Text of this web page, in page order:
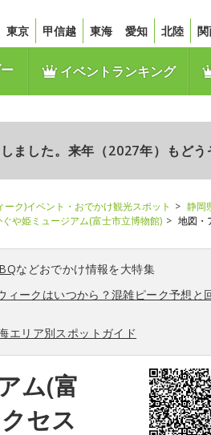
東京 甲信越 東海 愛知 北陸
イベントランキング
ました。来年（2027年）もどう
ク)イベント・おでかけ観光スポット
静岡
や姫ミュージアム(富士市立博物館) 地図・
などおでかけ情報を大特集
ィークはいつから？混雑ピーク予想と
エリア別スポットガイド
ム(富
セス